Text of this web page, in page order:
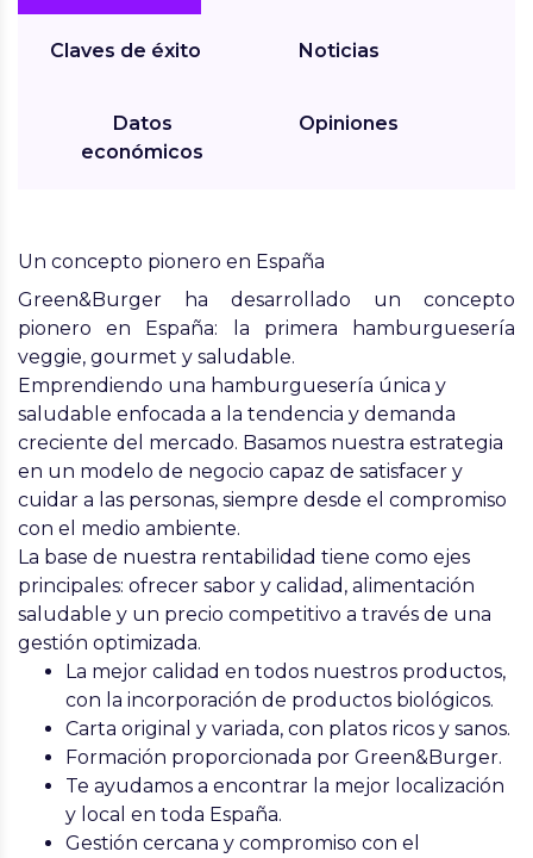
Claves de éxito
Datos
económicos
Noticias
Opiniones
Un concepto pionero en España
Green&Burger ha desarrollado un concepto
pionero en España: la primera hamburguesería
veggie, gourmet y saludable.
Emprendiendo una hamburguesería única y
saludable enfocada a la tendencia y demanda
creciente del mercado. Basamos nuestra estrategia
en un modelo de negocio capaz de satisfacer y
cuidar a las personas, siempre desde el compromiso
con el medio ambiente.
La base de nuestra rentabilidad tiene como ejes
principales: ofrecer sabor y calidad, alimentación
saludable y un precio competitivo a través de una
gestión optimizada.
La mejor calidad en todos nuestros productos,
con la incorporación de productos biológicos.
Carta original y variada, con platos ricos y sanos.
Formación proporcionada por Green&Burger.
Te ayudamos a encontrar la mejor localización
y local en toda España.
Gestión cercana y compromiso con el